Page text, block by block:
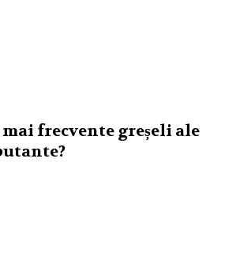
mai frecvente greșeli ale